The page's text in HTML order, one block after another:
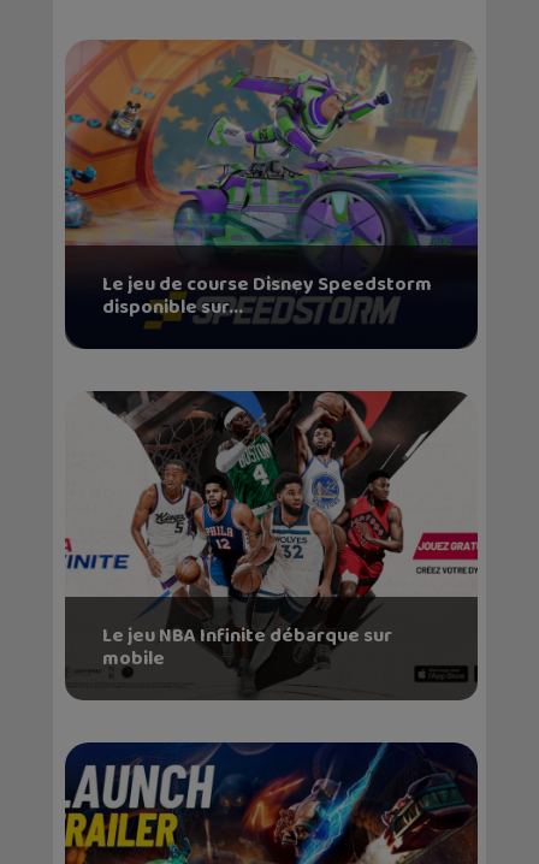
Le jeu de course Disney Speedstorm
disponible sur...
Le jeu NBA Infinite débarque sur
mobile